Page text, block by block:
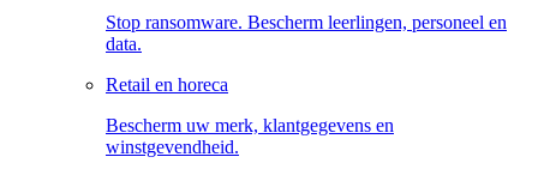
Stop ransomware. Bescherm leerlingen, personeel en
data.
Retail en horeca
Bescherm uw merk, klantgegevens en
winstgevendheid.